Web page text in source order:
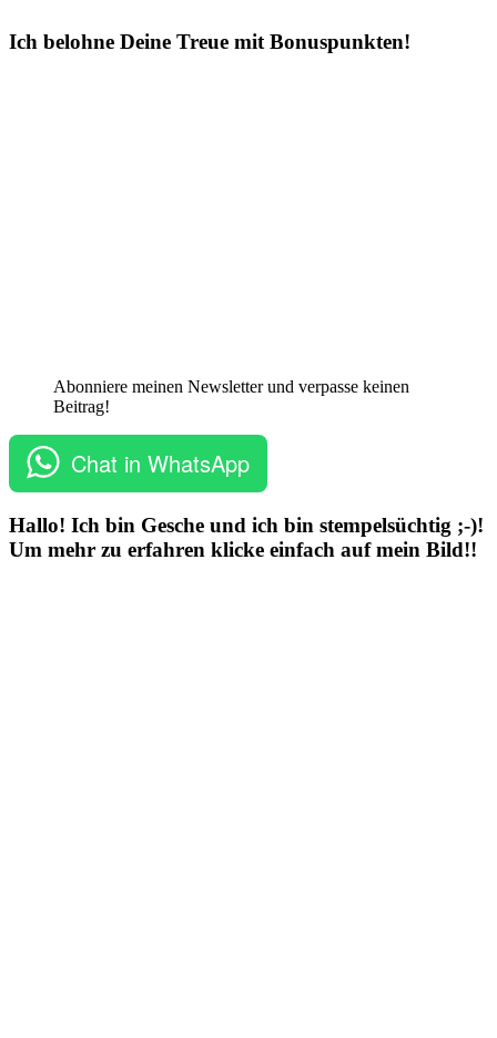
Ich belohne Deine Treue mit Bonuspunkten!
Abonniere meinen Newsletter und verpasse keinen
Beitrag!
Chat in WhatsApp
Hallo! Ich bin Gesche und ich bin stempelsüchtig ;-)!
Um mehr zu erfahren klicke einfach auf mein Bild!!